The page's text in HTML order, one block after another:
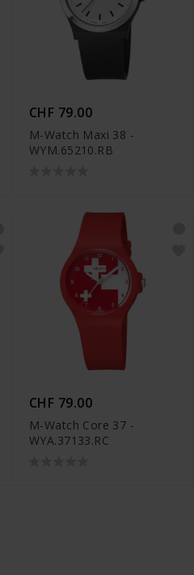
CHF 79.00
M-Watch Maxi 38 -
WYM.65210.RB
CHF 79.00
M-Watch Core 37 -
WYA.37133.RC